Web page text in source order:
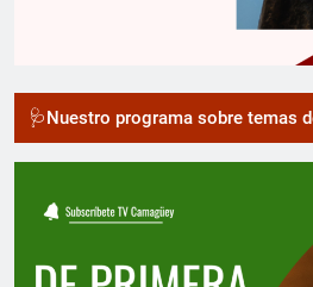
🩺Nuestro programa sobre temas